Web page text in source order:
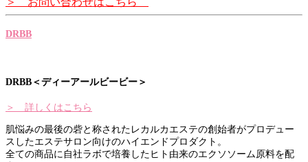
DRBB
DRBB＜ディーアールビービー＞
＞ 詳しくはこちら
肌悩みの最後の砦と称されたレカルカエステの創始者がプロデュー
スしたエステサロン向けのハイエンドプロダクト。
全ての商品に自社ラボで培養したヒト由来のエクソソーム原料を配